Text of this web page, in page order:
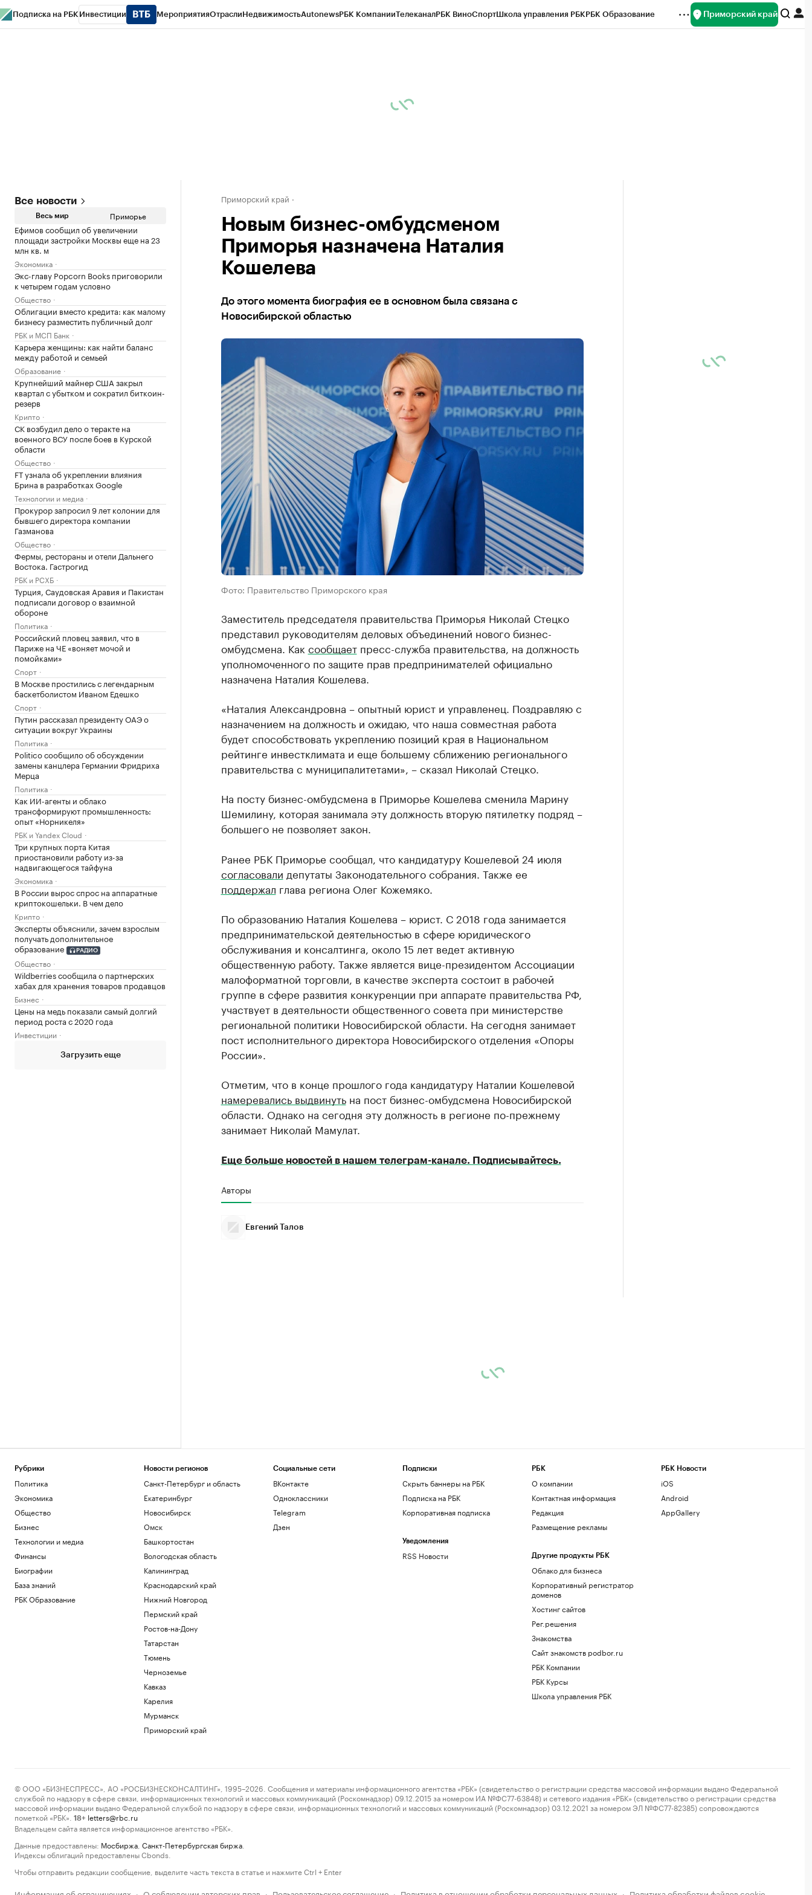
Подписка на РБК Инвестиции МероприятияОтраслиНедвижимостьAutonewsРБК КомпанииТелеканалРБК ВиноСпортШкола управления РБКРБК Образование Приморский край
Все новости
Весь мир Приморье
Ефимов сообщил об увеличении
площади застройки Москвы еще на 23
млн кв. м
Экономика
Экс-главу Popcorn Books приговорили
к четырем годам условно
Общество
Облигации вместо кредита: как малому
бизнесу разместить публичный долг
РБК и МСП Банк
Карьера женщины: как найти баланс
между работой и семьей
Образование
Крупнейший майнер США закрыл
квартал с убытком и сократил биткоин-
резерв
Крипто
СК возбудил дело о теракте на
военного ВСУ после боев в Курской
области
Общество
FT узнала об укреплении влияния
Брина в разработках Google
Технологии и медиа
Прокурор запросил 9 лет колонии для
бывшего директора компании
Газманова
Общество
Фермы, рестораны и отели Дальнего
Востока. Гастрогид
РБК и РСХБ
Турция, Саудовская Аравия и Пакистан
подписали договор о взаимной
обороне
Политика
Российский пловец заявил, что в
Париже на ЧЕ «воняет мочой и
помойками»
Спорт
В Москве простились с легендарным
баскетболистом Иваном Едешко
Спорт
Путин рассказал президенту ОАЭ о
ситуации вокруг Украины
Политика
Politico сообщило об обсуждении
замены канцлера Германии Фридриха
Мерца
Политика
Как ИИ-агенты и облако
трансформируют промышленность:
опыт «Норникеля»
РБК и Yandex Cloud
Три крупных порта Китая
приостановили работу из-за
надвигающегося тайфуна
Экономика
В России вырос спрос на аппаратные
криптокошельки. В чем дело
Крипто
Эксперты объяснили, зачем взрослым
получать дополнительное
образование
РАДИО
Общество
Wildberries сообщила о партнерских
хабах для хранения товаров продавцов
Бизнес
Цены на медь показали самый долгий
период роста с 2020 года
Инвестиции
Загрузить еще
Приморский край
Новым бизнес-омбудсменом
Приморья назначена Наталия
Кошелева
До этого момента биография ее в основном была связана с
Новосибирской областью
Фото: Правительство Приморского края
Заместитель председателя правительства Приморья Николай Стецко
представил руководителям деловых объединений нового бизнес-
омбудсмена. Как сообщаетпресс-служба правительства, на должность
уполномоченного по защите прав предпринимателей официально
назначена Наталия Кошелева.
«Наталия Александровна – опытный юрист и управленец. Поздравляю с
назначением на должность и ожидаю, что наша совместная работа
будет способствовать укреплению позиций края в Национальном
рейтинге инвестклимата и еще большему сближению регионального
правительства с муниципалитетами», – сказал Николай Стецко.
На посту бизнес-омбудсмена в Приморье Кошелева сменила Марину
Шемилину, которая занимала эту должность вторую пятилетку подряд –
большего не позволяет закон.
Ранее РБК Приморье сообщал, что кандидатуру Кошелевой 24 июля
согласовали депутаты Законодательного собрания. Также ее
поддержал глава региона Олег Кожемяко.
По образованию Наталия Кошелева – юрист. С 2018 года занимается
предпринимательской деятельностью в сфере юридического
обслуживания и консалтинга, около 15 лет ведет активную
общественную работу. Также является вице-президентом Ассоциации
малоформатной торговли, в качестве эксперта состоит в рабочей
группе в сфере развития конкуренции при аппарате правительства РФ,
участвует в деятельности общественного совета при министерстве
региональной политики Новосибирской области. На сегодня занимает
пост исполнительного директора Новосибирского отделения «Опоры
России».
Отметим, что в конце прошлого года кандидатуру Наталии Кошелевой
намеревались выдвинутьна пост бизнес-омбудсмена Новосибирской
области. Однако на сегодня эту должность в регионе по-прежнему
занимает Николай Мамулат.
Еще больше новостей в нашем телеграм-канале. Подписывайтесь.
Авторы
Евгений Талов
Рубрики
Политика
Экономика
Общество
Бизнес
Технологии и медиа
Финансы
Биографии
База знаний
РБК Образование
Новости регионов
Санкт-Петербург и область
Екатеринбург
Новосибирск
Омск
Башкортостан
Вологодская область
Калининград
Краснодарский край
Нижний Новгород
Пермский край
Ростов-на-Дону
Татарстан
Тюмень
Черноземье
Кавказ
Карелия
Мурманск
Приморский край
Социальные сети
ВКонтакте
Одноклассники
Telegram
Дзен
Подписки
Скрыть баннеры на РБК
Подписка на РБК
Корпоративная подписка
Уведомления
RSS Новости
РБК
О компании
Контактная информация
Редакция
Размещение рекламы
Другие продукты РБК
Облако для бизнеса
Корпоративный регистратор
доменов
Хостинг сайтов
Рег.решения
Знакомства
Сайт знакомств podbor.ru
РБК Компании
РБК Курсы
Школа управления РБК
РБК Новости
iOS
Android
AppGallery
© ООО «БИЗНЕСПРЕСС», АО «РОСБИЗНЕСКОНСАЛТИНГ», 1995–2026. Сообщения и материалы информационного агентства «РБК» (свидетельство о регистрации средства массовой информации выдано Федеральной
службой по надзору в сфере связи, информационных технологий и массовых коммуникаций (Роскомнадзор) 09.12.2015 за номером ИА №ФС77-63848) и сетевого издания «РБК» (свидетельство о регистрации средства
массовой информации выдано Федеральной службой по надзору в сфере связи, информационных технологий и массовых коммуникаций (Роскомнадзор) 03.12.2021 за номером ЭЛ №ФС77-82385) сопровождаются
пометкой «РБК».
18+ letters@rbc.ru
Владельцем сайта является информационное агентство «РБК».
Данные предоставлены: Мосбиржа Санкт-Петербургская биржа
Индексы облигаций предоставлены Cbonds.
Чтобы отправить редакции сообщение, выделите часть текста в статье и нажмите Ctrl + Enter